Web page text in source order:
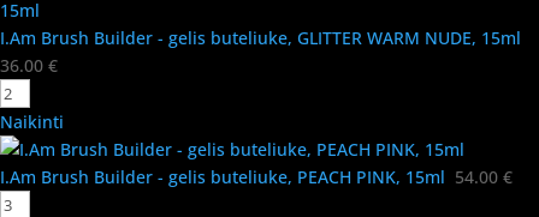
I.Am Brush Builder - gelis buteliuke, GLITTER WARM NUDE, 15ml
36.00 €
Naikinti
I.Am Brush Builder - gelis buteliuke, PEACH PINK, 15ml 54.00 €